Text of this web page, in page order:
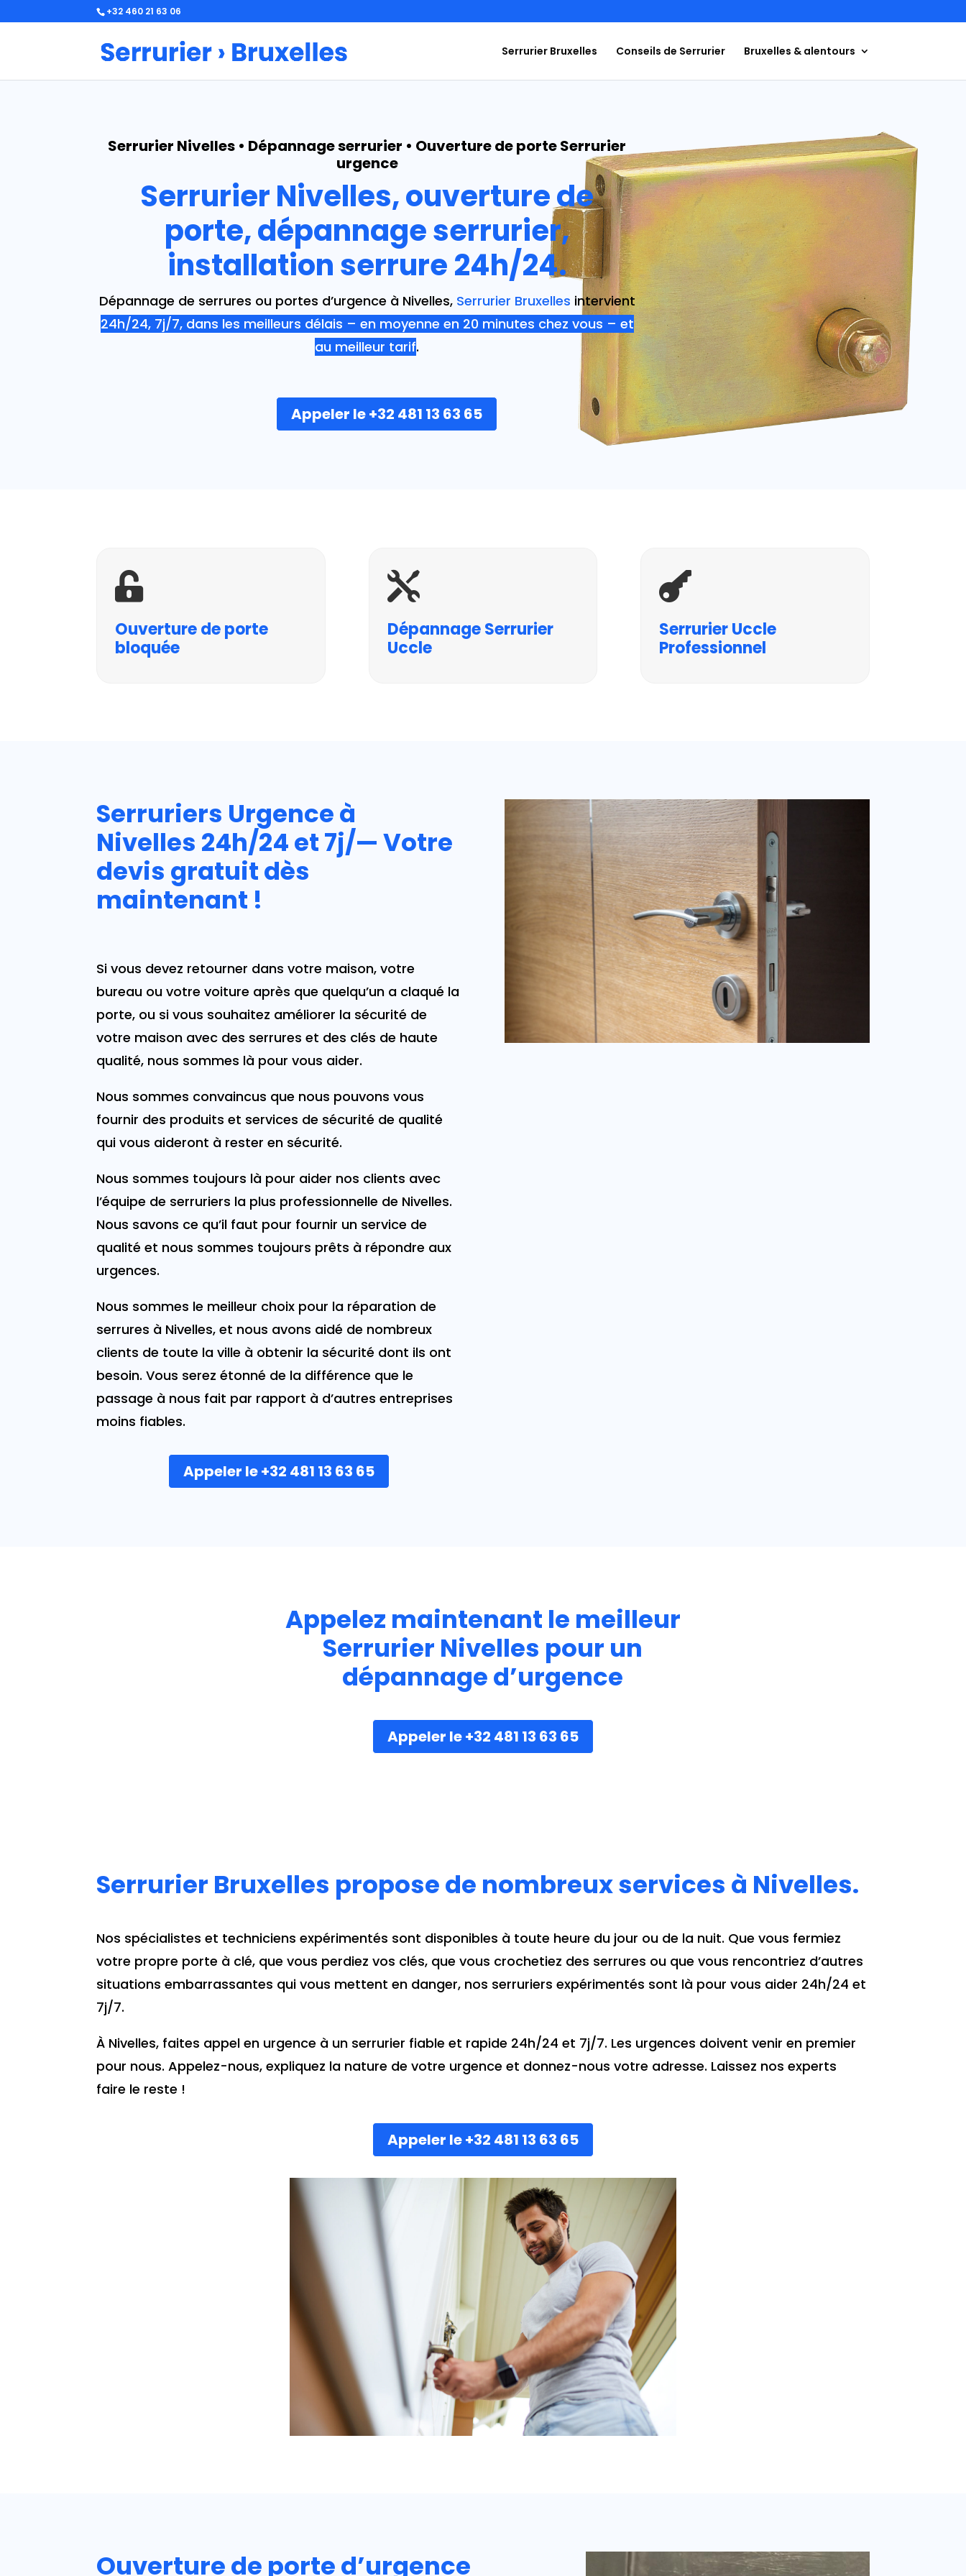
+32 460 21 63 06
Serrurier Bruxelles Conseils de Serrurier Bruxelles & alentours
Serrurier Nivelles • Dépannage serrurier • Ouverture de porte Serrurier
urgence
Serrurier Nivelles, ouverture de
porte, dépannage serrurier,
installation serrure 24h/24.
Dépannage de serrures ou portes d’urgence à Nivelles, Serrurier Bruxelles intervient
24h/24, 7j/7, dans les meilleurs délais – en moyenne en 20 minutes chez vous – et
au meilleur tarif.
Appeler le +32 481 13 63 65

Ouverture de porte
bloquée

Dépannage Serrurier
Uccle

Serrurier Uccle
Professionnel
Serruriers Urgenceà
Nivelles 24h/24 et 7j/—Votre
devis gratuit dès
maintenant !
Si vous devez retourner dans votre maison, votre
bureau ou votre voiture après que quelqu’un a claqué la
porte, ou si vous souhaitez améliorer la sécurité de
votre maison avec des serrures et des clés de haute
qualité, nous sommes là pour vous aider.
Nous sommes convaincus que nous pouvons vous
fournir des produits et services de sécurité de qualité
qui vous aideront à rester en sécurité.
Nous sommes toujours là pour aider nos clients avec
l’équipe de serruriers la plus professionnelle de Nivelles.
Nous savons ce qu’il faut pour fournir un service de
qualité et nous sommes toujours prêts à répondre aux
urgences.
Nous sommes le meilleur choix pour la réparation de
serrures à Nivelles, et nous avons aidé de nombreux
clients de toute la ville à obtenir la sécurité dont ils ont
besoin. Vous serez étonné de la différence que le
passage à nous fait par rapport à d’autres entreprises
moins fiables.
Appeler le +32 481 13 63 65
Appelez maintenant le meilleur
Serrurier Nivelles pour un
dépannage d’urgence
Appeler le +32 481 13 63 65
Serrurier Bruxelles propose de nombreux services à Nivelles.
Nos spécialistes et techniciens expérimentés sont disponibles à toute heure du jour ou de la nuit. Que vous fermiez
votre propre porte à clé, que vous perdiez vos clés, que vous crochetiez des serrures ou que vous rencontriez d’autres
situations embarrassantes qui vous mettent en danger, nos serruriers expérimentés sont là pour vous aider 24h/24 et
7j/7.
À Nivelles, faites appel en urgence à un serrurier fiable et rapide 24h/24 et 7j/7. Les urgences doivent venir en premier
pour nous. Appelez-nous, expliquez la nature de votre urgence et donnez-nous votre adresse. Laissez nos experts
faire le reste !
Appeler le +32 481 13 63 65
Ouverture de porte d’urgence